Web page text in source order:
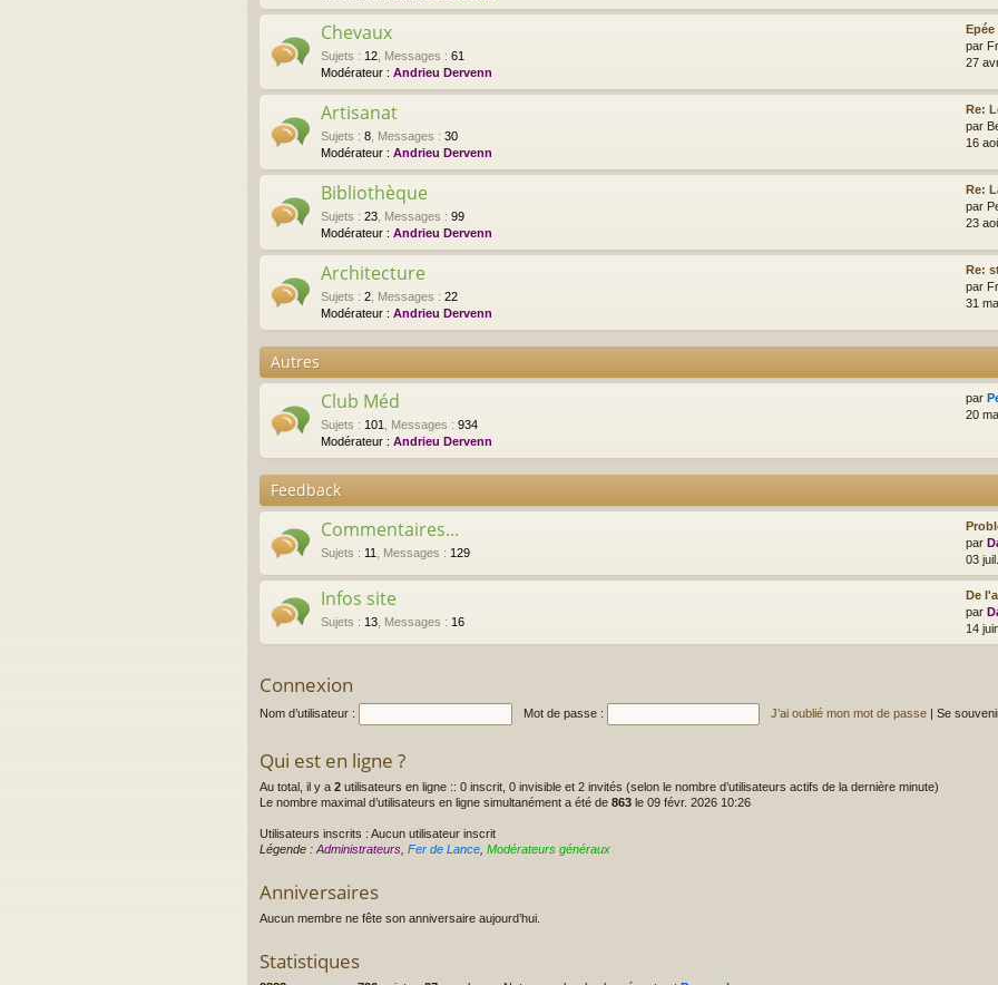
Chevaux
Sujets : 12 Messages : 61
Modérateur : Andrieu Dervenn
par
27
Artisanat
Sujets : 8 Messages : 30
Modérateur : Andrieu Dervenn
Re:
par
16
Bibliothèque
Sujets : 23 Messages : 99
Modérateur : Andrieu Dervenn
Re:
par
23
Architecture
Sujets : 2 Messages : 22
Modérateur : Andrieu Dervenn
Re:
par
31
Autres
Club Méd
Sujets : 101 Messages : 934
Modérateur : Andrieu Dervenn
par
20
Feedback
Commentaires...
Sujets : 11 Messages : 129
par
03
Infos site
Sujets : 13 Messages : 16
De
par
14
Connexion
Nom d’utilisateur : Mot de passe : J’ai oublié mon mot de passe | Se
Qui est en ligne ?
Au total, il y a 2 utilisateurs en ligne :: 0 inscrit, 0 invisible et 2 invités (selon le nombre d’utilisateurs actifs de la dernière minute)
Le nombre maximal d’utilisateurs en ligne simultanément a été de 863 le 09 févr. 2026 10:26
Utilisateurs inscrits : Aucun utilisateur inscrit
Légende : Administrateurs Fer de Lance Modérateurs généraux
Anniversaires
Aucun membre ne fête son anniversaire aujourd’hui.
Statistiques